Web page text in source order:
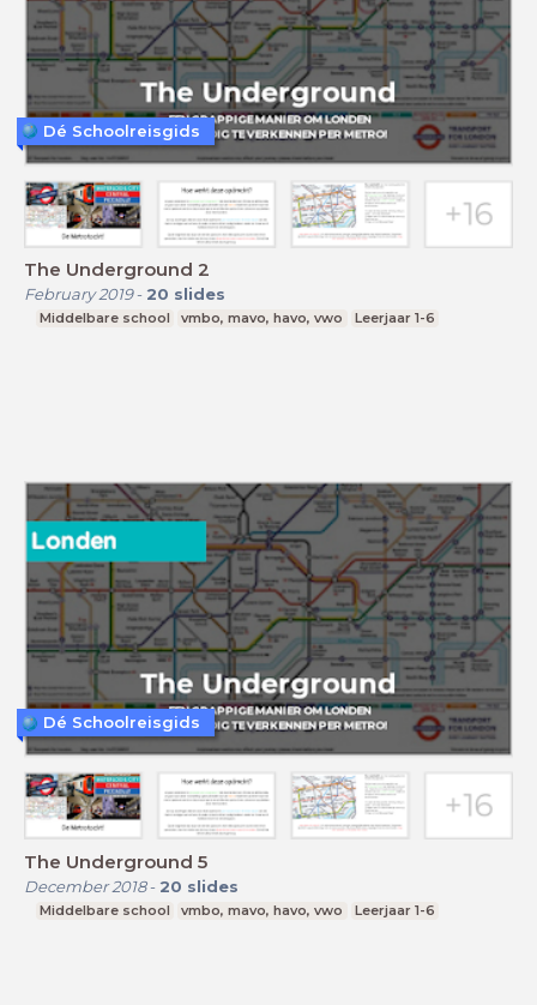
The Underground 2
February 2019- 20 slides
Middelbare school vmbo, mavo, havo, vwo Leerjaar 1-6
Dé Schoolreisgids
The Underground 5
December 2018- 20 slides
Middelbare school vmbo, mavo, havo, vwo Leerjaar 1-6
Dé Schoolreisgids